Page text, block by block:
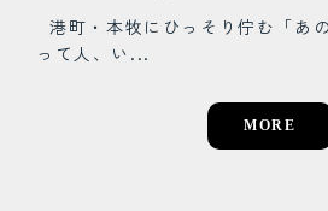
港町・本牧にひっそり佇む「あ
って人、い...
MORE